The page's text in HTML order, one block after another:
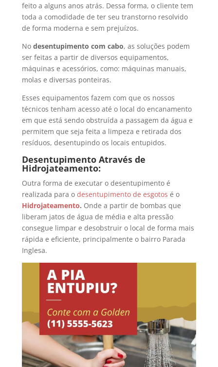
feito a alguns anos atrás. Dessa forma, o cliente tem
toda a comodidade de ter seu transtorno resolvido
de forma moderna e sem prejuízos.
No desentupimento com cabo, as soluções podem
ser feitas a partir de diversos equipamentos,
máquinas e acessórios, como: máquinas manuais,
molas e diversas ponteiras.
Esses equipamentos fazem com que os nossos
técnicos tenham acesso até o local do encanamento
em que está sendo obstruída a passagem da água e
permitem que seja feita a limpeza e retirada dos
resíduos, desentupindo os locais entupidos.
Desentupimento Através de
Hidrojateamento:
Outra forma de executar o desentupimento é
realizada para o desentupimento de esgotos é o
Hidrojateamento. Onde a partir de bombas que
liberam jatos de água de média e alta pressão
consegue limpar e desobstruir o local de forma mais
rápida e eficiente, principalmente o bairro Parada
Inglesa.